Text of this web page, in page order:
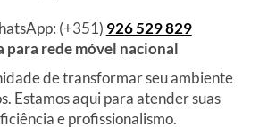
(+351) 926 529 829
para rede móvel nacional
de transformar seu ambiente
Estamos aqui para atender suas
e profissionalismo.